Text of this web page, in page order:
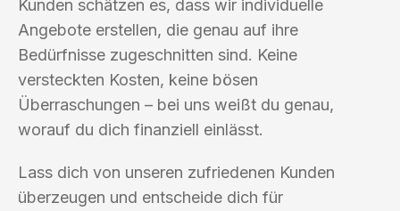
Kunden schätzen es, dass wir individuelle
Angebote erstellen, die genau auf ihre
Bedürfnisse zugeschnitten sind. Keine
versteckten Kosten, keine bösen
Überraschungen – bei uns weißt du genau,
worauf du dich finanziell einlässt.
Lass dich von unseren zufriedenen Kunden
überzeugen und entscheide dich für